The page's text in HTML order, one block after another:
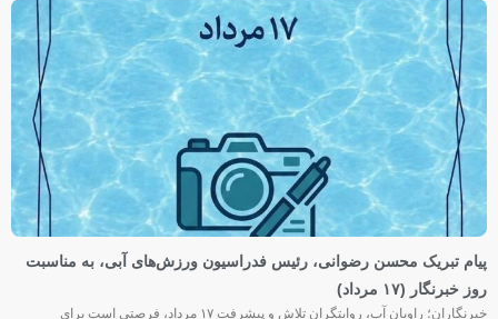
پیام تبریک محسن رضوانی، رئیس فدراسیون ورزش‌های آبی، به مناسبت
روز خبرنگار (۱۷ مرداد)
خبرنگاران؛ راویان آب، روایتگران تلاش و پیشرفت ۱۷ مرداد، فرصتی است برای